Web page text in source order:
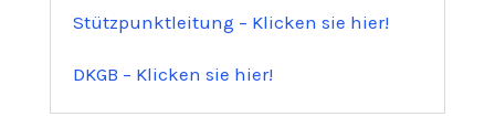
Stützpunktleitung – Klicken sie hier!
DKGB – Klicken sie hier!